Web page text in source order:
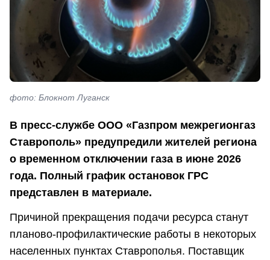
фото: Блокнот Луганск
В пресс-службе ООО «Газпром межрегионгаз
Ставрополь» предупредили жителей региона
о временном отключении газа в июне 2026
года. Полный график остановок ГРС
представлен в материале.
Причиной прекращения подачи ресурса станут
планово-профилактические работы в некоторых
населенных пунктах Ставрополья. Поставщик